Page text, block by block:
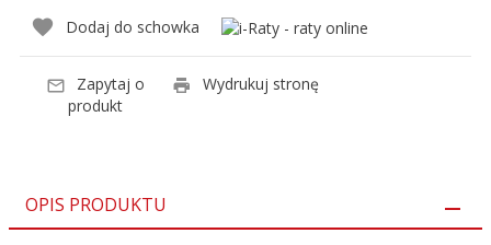
Dodaj do schowka
Zapytaj o
produkt
Wydrukuj stronę
OPIS PRODUKTU